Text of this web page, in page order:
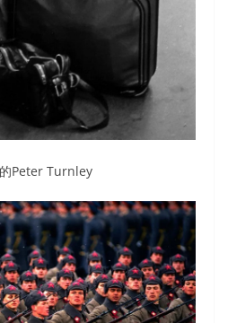
Peter Turnley